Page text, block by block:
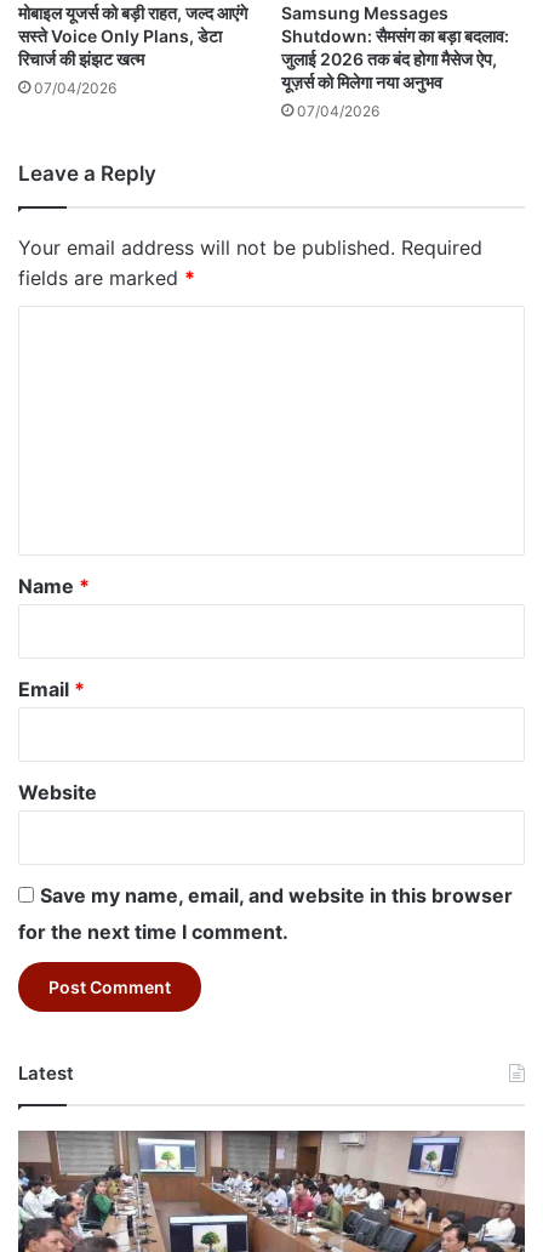
मोबाइल यूजर्स को बड़ी राहत, जल्द आएंगे
सस्ते Voice Only Plans, डेटा
रिचार्ज की झंझट खत्म
07/04/2026
Samsung Messages
Shutdown: सैमसंग का बड़ा बदलाव:
जुलाई 2026 तक बंद होगा मैसेज ऐप,
यूज़र्स को मिलेगा नया अनुभव
07/04/2026
Leave a Reply
Your email address will not be published. Required
fields are marked *
*
Name *
Email *
Website
Save my name, email, and website in this browser
for the next time I comment.
Latest
Betul
Education
Sanjeevani
Project:
बैतूल